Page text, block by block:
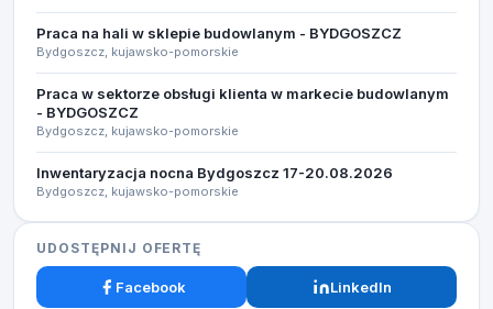
Praca na hali w sklepie budowlanym - BYDGOSZCZ
Bydgoszcz, kujawsko-pomorskie
Praca w sektorze obsługi klienta w markecie budowlanym
- BYDGOSZCZ
Bydgoszcz, kujawsko-pomorskie
Inwentaryzacja nocna Bydgoszcz 17-20.08.2026​
Bydgoszcz, kujawsko-pomorskie
UDOSTĘPNIJ OFERTĘ
Facebook LinkedIn